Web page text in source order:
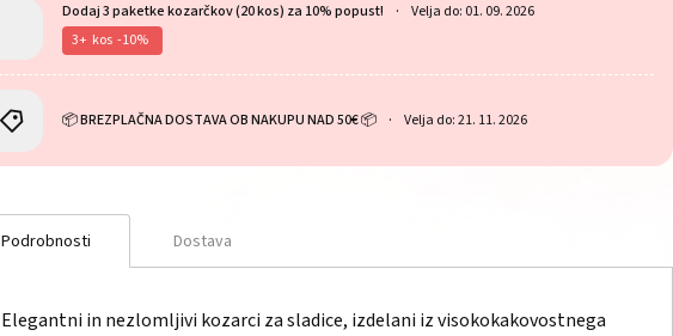
Dodaj 3 paketke kozarčkov (20 kos) za 10% popust!
Velja do: 01. 09. 2026
3
kos -10%
📦 BREZPLAČNA DOSTAVA OB NAKUPU NAD 50€ 📦 Velja do: 21. 11. 2026
Podrobnosti Dostava
Elegantni in nezlomljivi kozarci za sladice, izdelani iz visokokakovostnega